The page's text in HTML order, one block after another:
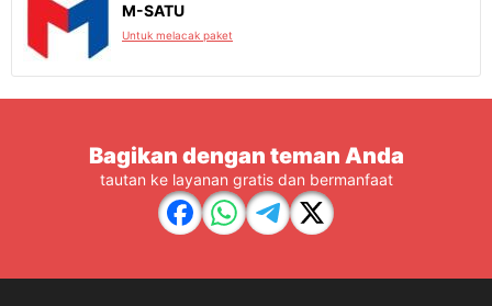
M-SATU
Untuk melacak paket
Bagikan dengan teman Anda
tautan ke layanan gratis dan bermanfaat